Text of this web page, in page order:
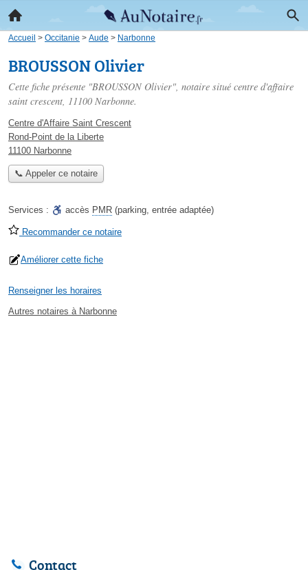
Accueil > Occitanie > Aude > Narbonne
BROUSSON Olivier
Cette fiche présente "BROUSSON Olivier", notaire situé centre d'affaire
saint crescent, 11100 Narbonne.
Centre d'Affaire Saint Crescent
Rond-Point de la Liberte
11100 Narbonne
📞 Appeler ce notaire
Services : accès PMR (parking, entrée adaptée)
Recommander ce notaire
Améliorer cette fiche
Renseigner les horaires
Autres notaires à Narbonne
Contact